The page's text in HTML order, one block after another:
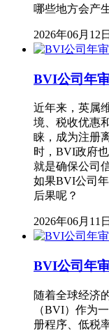
哪些地方会产
2026年06月12日
BVI公司年
近年来，英属
境、税收优惠
睐，成为注册
时，BVI政府
就是确保公司
如果BVI公司
后果呢？
2026年06月11日
BVI公司年
随着全球经济
（BVI）作为
册程序、低税